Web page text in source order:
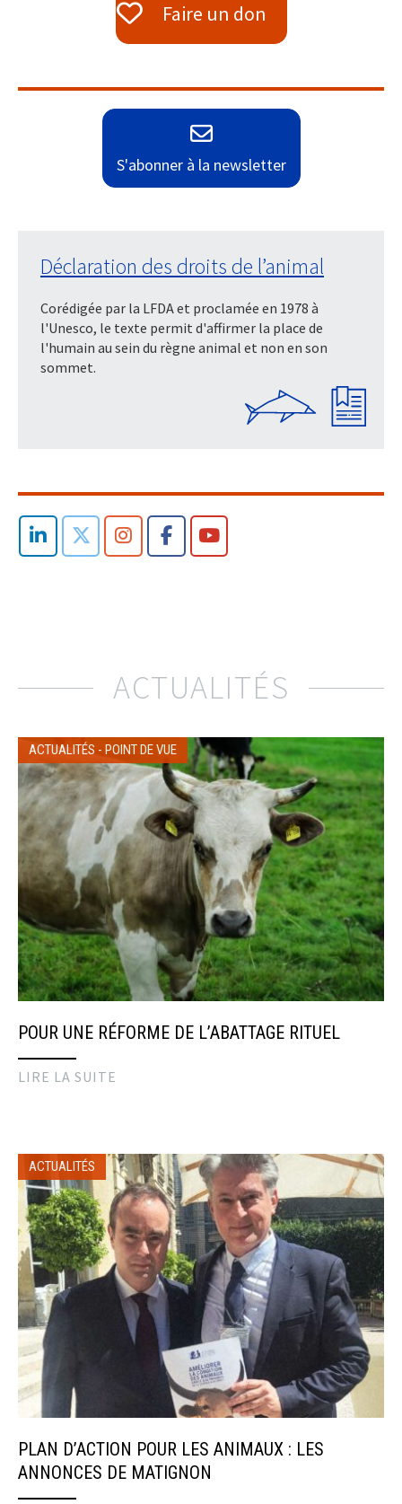
Faire un don
S'abonner à la newsletter
Déclaration des droits de l’animal
Corédigée par la LFDA et proclamée en 1978 à
l'Unesco, le texte permit d'affirmer la place de
l'humain au sein du règne animal et non en son
sommet.
ACTUALITÉS
ACTUALITÉS - POINT DE VUE
POUR UNE RÉFORME DE L’ABATTAGE RITUEL
LIRE LA SUITE
ACTUALITÉS
PLAN D’ACTION POUR LES ANIMAUX : LES
ANNONCES DE MATIGNON